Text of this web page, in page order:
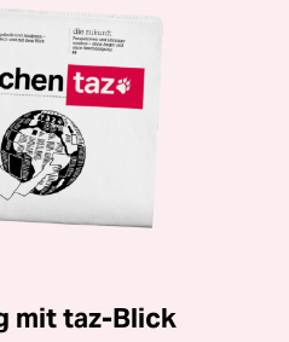
mit taz-Blick